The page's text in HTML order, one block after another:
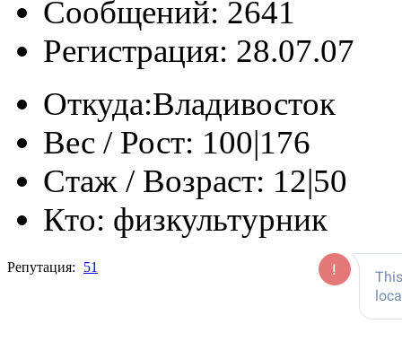
Сообщений: 2641
Регистрация: 28.07.07
Откуда:Владивосток
Вес / Рост: 100|176
Стаж / Возраст: 12|50
Кто: физкультурник
Репутация: 51